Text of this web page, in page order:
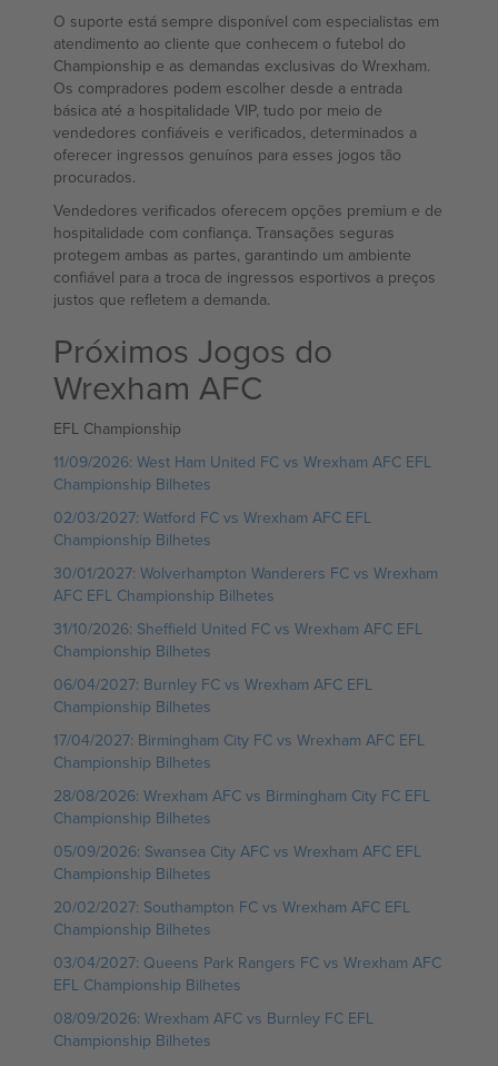
O suporte está sempre disponível com especialistas em
atendimento ao cliente que conhecem o futebol do
Championship e as demandas exclusivas do Wrexham.
Os compradores podem escolher desde a entrada
básica até a hospitalidade VIP, tudo por meio de
vendedores confiáveis e verificados, determinados a
oferecer ingressos genuínos para esses jogos tão
procurados.
Vendedores verificados oferecem opções premium e de
hospitalidade com confiança. Transações seguras
protegem ambas as partes, garantindo um ambiente
confiável para a troca de ingressos esportivos a preços
justos que refletem a demanda.
Próximos Jogos do
Wrexham AFC
EFL Championship
11/09/2026: West Ham United FC vs Wrexham AFC EFL
Championship Bilhetes
02/03/2027: Watford FC vs Wrexham AFC EFL
Championship Bilhetes
30/01/2027: Wolverhampton Wanderers FC vs Wrexham
AFC EFL Championship Bilhetes
31/10/2026: Sheffield United FC vs Wrexham AFC EFL
Championship Bilhetes
06/04/2027: Burnley FC vs Wrexham AFC EFL
Championship Bilhetes
17/04/2027: Birmingham City FC vs Wrexham AFC EFL
Championship Bilhetes
28/08/2026: Wrexham AFC vs Birmingham City FC EFL
Championship Bilhetes
05/09/2026: Swansea City AFC vs Wrexham AFC EFL
Championship Bilhetes
20/02/2027: Southampton FC vs Wrexham AFC EFL
Championship Bilhetes
03/04/2027: Queens Park Rangers FC vs Wrexham AFC
EFL Championship Bilhetes
08/09/2026: Wrexham AFC vs Burnley FC EFL
Championship Bilhetes